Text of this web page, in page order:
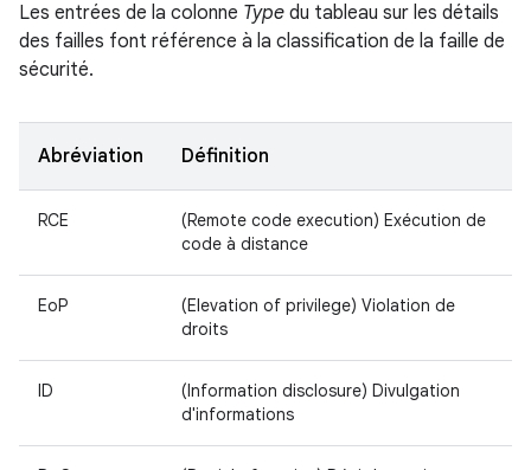
Les entrées de la colonne Type du tableau sur les détails
des failles font référence à la classification de la faille de
sécurité.
Abréviation Définition
RCE
(Remote code execution) Exécution de
code à distance
EoP
(Elevation of privilege) Violation de
droits
ID
(Information disclosure) Divulgation
d'informations